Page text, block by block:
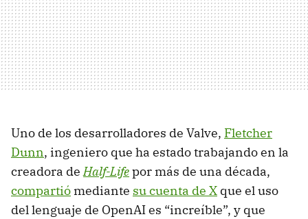
Uno de los desarrolladores de Valve, Fletcher
Dunn, ingeniero que ha estado trabajando en la
creadora deHalf-Lifepor más de una década,
compartió mediante su cuenta de X que el uso
del lenguaje de OpenAI es “increíble”, y que